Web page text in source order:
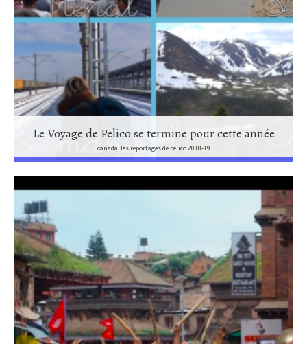
Le Voyage de Pelico se termine pour cette année
canada, les reportages de pelico 2018-19